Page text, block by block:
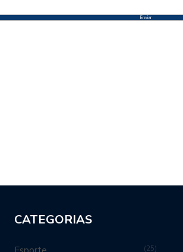
CATEGORIAS
25